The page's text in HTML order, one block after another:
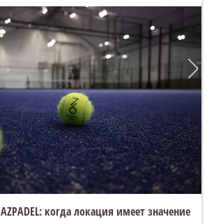
когда локация имеет значение